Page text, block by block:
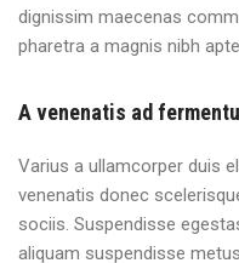
dignissim maecenas
pharetra a magnis nibh
A venenatis ad
Varius a ullamcorper duis
venenatis donec
sociis. Suspendisse
aliquam suspendisse